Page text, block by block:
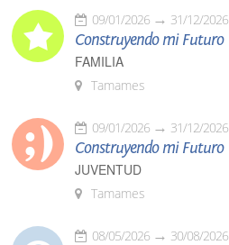
09/01/2026 31/12/2026
Construyendo mi Futuro
FAMILIA
Tamames
09/01/2026 31/12/2026
Construyendo mi Futuro
JUVENTUD
Tamames
08/05/2026 30/08/2026